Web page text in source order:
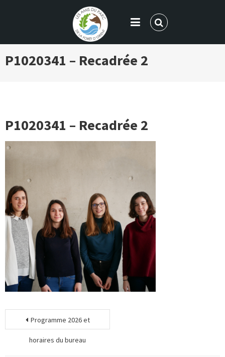
LES AMIS DU PARC DE LA FORÊT
D'ORIENT
P1020341 – Recadrée 2
P1020341 – Recadrée 2
Programme 2026 et
horaires du bureau